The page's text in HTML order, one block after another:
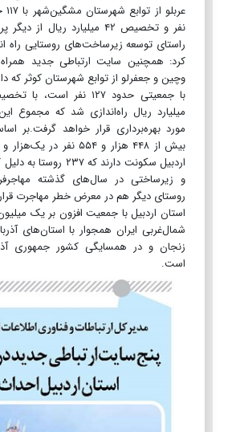
نفر و تخصیص ۴۲ میلیارد ریال
راستای توسعه زیرساخت‌های روستایی راه
کرد: همچنین سایت ارتباطی جدید
میلیارد ریال راه‌اندازی شد که مجموع
مورد بهره‌برداری قرار خواهد گرفت.بر
اردبیل سکونت دارند که
روستای دیگر هم در معرض خطر مهاجرت قرار
شمال‌غربی ایران همجوار با استان‌های
زنجان و در همسایگی کشور جمهوری
است.